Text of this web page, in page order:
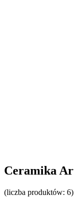
Ceramika
(liczba produktów: 6)